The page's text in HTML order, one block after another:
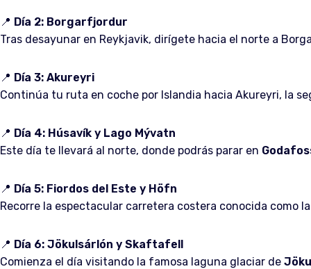
📍 Día 2: Borgarfjordur
Tras desayunar en Reykjavik, dirígete hacia el norte a
📍 Día 3: Akureyri
Continúa tu ruta en coche por Islandia hacia Akureyri, la
📍 Día 4: Húsavík y Lago Mývatn
Este día te llevará al norte, donde podrás parar en
📍 Día 5: Fiordos del Este y Höfn
Recorre la espectacular carretera costera conocida como
📍 Día 6: Jökulsárlón y Skaftafell
Comienza el día visitando la famosa laguna glaciar de